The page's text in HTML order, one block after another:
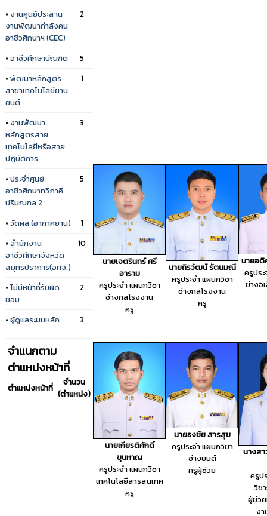
• งานศูนย์ประสาน
งานพัฒนากำลังคน
อาชีวศึกษาฯ (CEC)
2
• อาชีวศึกษาบัณฑิต
5
• พัฒนาหลักสูตร
สาขาเทคโนโลยียาน
ยนต์
1
• งานพัฒนา
หลักสูตรสาย
เทคโนโลยีหรือสาย
ปฏิบัติการ
3
• ประจำศูนย์
อาชีวศึกษาทวิภาคี
ปริมณฑล 2
5
• วัดผล (อากาศยาน)
1
• สำนักงาน
อาชีวศึกษาจังหวัด
สมุทรปราการ(อศจ.)
10
• ไม่มีหน้าที่รับผิด
ชอบ
2
• ผู้ดูแลระบบหลัก 3
จำแนกตาม
ตำแหน่งหน้าที่
ตำแหน่งหน้าที่
จำนวน
(ตำแหน่ง)
นายเจตรินทร์ ศรี
อาราม
ครูประจำ แผนกวิชา
ช่างกลโรงงาน
ครู
นายถิรวัฒน์ รัตนมณี
ครูประจำ แผนกวิชา
ช่างกลโรงงาน
ครู
นายอดิ
ครูปร
ช่างอิ
นายเกียรติศักดิ์
ขุนหาญ
ครูประจำ แผนกวิชา
เทคโนโลยีสารสนเทศ
ครู
นายธงชัย สารสุข
ครูประจำ แผนกวิชา
ช่างยนต์
ครูผู้ช่วย
นางส
ครูป
วิช
ผู้ช่ว
งา